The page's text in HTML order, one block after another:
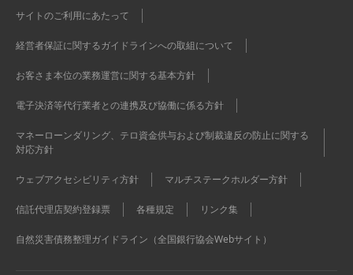
サイトのご利用にあたって
経営者保証に関するガイドラインへの取組について
お客さま本位の業務運営に関する基本方針
電子決済等代行業者との連携及び協働に係る方針
マネーローンダリング、テロ資金供与および制裁違反の防止に関する
対応方針
ウェブアクセシビリティ方針 マルチステークホルダー方針
信託代理店契約登録票 各種規定 リンク集
自然災害債務整理ガイドライン（全国銀行協会Webサイト）